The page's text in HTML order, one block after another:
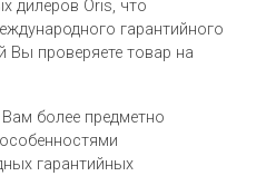
дилеров Oris, что
гарантийного
Вы проверяете товар на
более предметно
гарантийных